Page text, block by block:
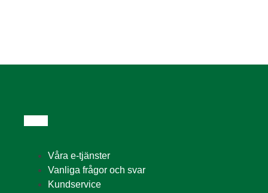
Våra e-tjänster
Vanliga frågor och svar
Kundservice